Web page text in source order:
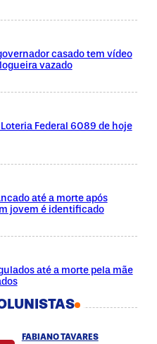
casado tem vídeo
vazado
Federal 6089 de hoje
até a morte após
jovem é identificado
até a morte pela mãe
FABIANO TAVARES